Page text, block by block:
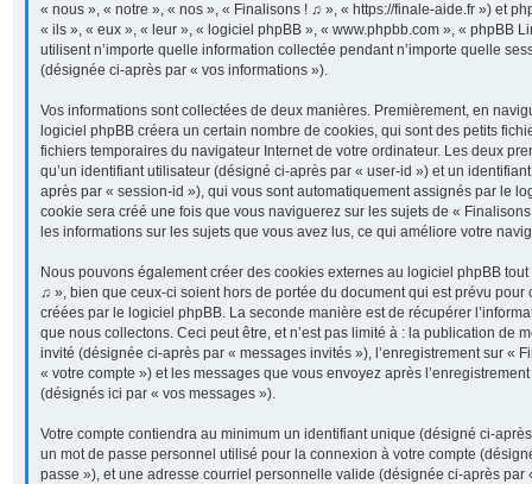
« nous », « notre », « nos », « Finalisons ! ♫ », « https://finale-aide.fr ») et
« ils », « eux », « leur », « logiciel phpBB », « www.phpbb.com », « phpBB
utilisent n’importe quelle information collectée pendant n’importe quelle
(désignée ci-après par « vos informations »).
Vos informations sont collectées de deux manières. Premièrement, en
logiciel phpBB créera un certain nombre de cookies, qui sont des petits
fichiers temporaires du navigateur Internet de votre ordinateur. Les deux
qu’un identifiant utilisateur (désigné ci-après par « user-id ») et un
après par « session-id »), qui vous sont automatiquement assignés par le
cookie sera créé une fois que vous naviguerez sur les sujets de «
les informations sur les sujets que vous avez lus, ce qui améliore votre
Nous pouvons également créer des cookies externes au logiciel phpBB
♫ », bien que ceux-ci soient hors de portée du document qui est prévu pour
créées par le logiciel phpBB. La seconde manière est de récupérer
que nous collectons. Ceci peut être, et n’est pas limité à : la publication de
invité (désignée ci-après par « messages invités »), l’enregistrement sur «
« votre compte ») et les messages que vous envoyez après
(désignés ici par « vos messages »).
Votre compte contiendra au minimum un identifiant unique (désigné ci-
un mot de passe personnel utilisé pour la connexion à votre compte
passe »), et une adresse courriel personnelle valide (désignée ci-après par